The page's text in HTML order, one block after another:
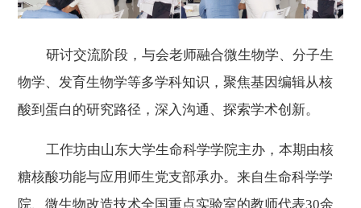
研讨交流阶段，与会老师融合微生物学、分子生
物学、发育生物学等多学科知识 ，聚焦基因编辑从核
酸到蛋白的研究路径，深入沟通、探索学术创新。
工作坊由山东大学生命科学学院主办， 本期由核
糖核酸功能与应用师生党支部承办。来自生命科学学
院、微生物改造技术全国重点实验室的教师代表30余